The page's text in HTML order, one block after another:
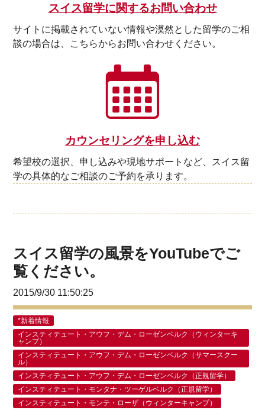
スイス留学に関するお問い合わせ
サイトに掲載されていない情報や漠然とした留学のご相
談の場合は、こちらからお問い合わせください。
カウンセリングを申し込む
希望校の選択、申し込みや現地サポートなど、スイス留
学の具体的なご相談のご予約を承ります。
スイス留学の風景をYouTubeでご
覧ください。
2015/9/30 11:50:25
*新着情報
インスティテュート・アウフ・デム・ローゼンベルク（ウィンターキ
ャンプ）
インスティテュート・アウフ・デム・ローゼンベルク（サマースクー
ル）
インスティテュート・アウフ・デム・ローゼンベルク（正規留学）
インスティテュート・モンタナ・ツーゲルベルク（正規留学）
インスティテュート・モンテ・ローザ（ウィンターキャンプ）